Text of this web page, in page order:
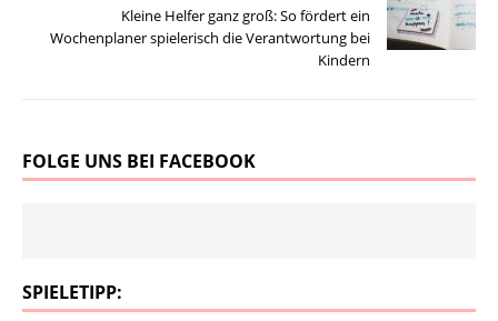
Kleine Helfer ganz groß: So fördert ein
Wochenplaner spielerisch die Verantwortung bei
Kindern
FOLGE UNS BEI FACEBOOK
SPIELETIPP: